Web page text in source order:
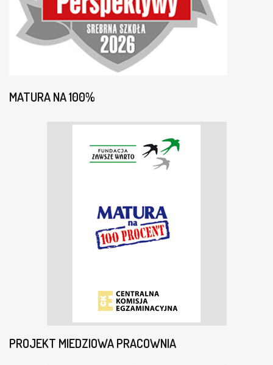
MATURA NA 100%
PROJEKT MIEDZIOWA PRACOWNIA